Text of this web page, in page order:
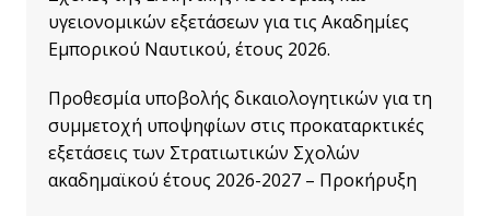
υγειονομικών εξετάσεων για τις Ακαδημίες
Εμπορικού Ναυτικού, έτους 2026.
Προθεσμία υποβολής δικαιολογητικών για τη
συμμετοχή υποψηφίων στις προκαταρκτικές
εξετάσεις των Στρατιωτικών Σχολών
ακαδημαϊκού έτους 2026-2027 – Προκήρυξη